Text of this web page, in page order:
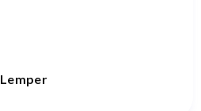
Lemper